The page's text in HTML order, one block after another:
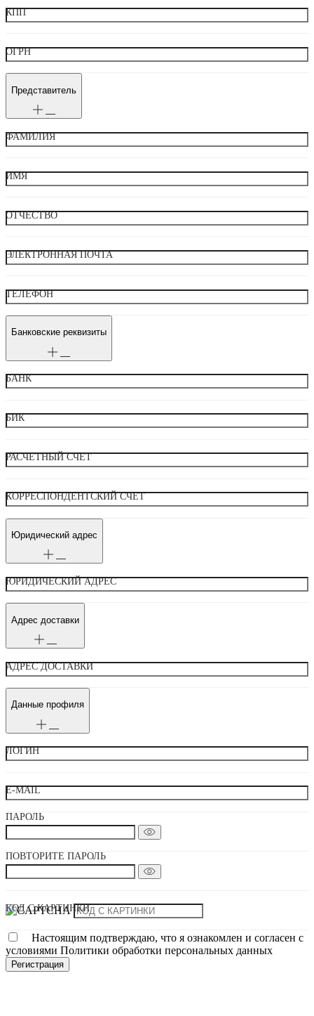
КПП
ОГРН
Представитель
ФАМИЛИЯ
ИМЯ
ОТЧЕСТВО
ЭЛЕКТРОННАЯ ПОЧТА
ТЕЛЕФОН
Банковские реквизиты
БАНК
БИК
РАСЧЕТНЫЙ СЧЕТ
КОРРЕСПОНДЕНТСКИЙ СЧЕТ
Юридический адрес
ЮРИДИЧЕСКИЙ АДРЕС
Адрес доставки
АДРЕС ДОСТАВКИ
Данные профиля
ЛОГИН
E-MAIL
ПАРОЛЬ
ПОВТОРИТЕ ПАРОЛЬ
КОД С КАРТИНКИ
Настоящим подтверждаю, что я ознакомлен и согласен с
условиями Политики обработки персональных данных